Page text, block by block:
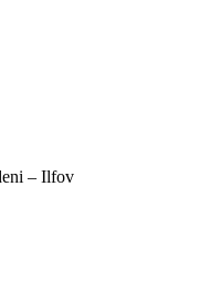
– Ilfov